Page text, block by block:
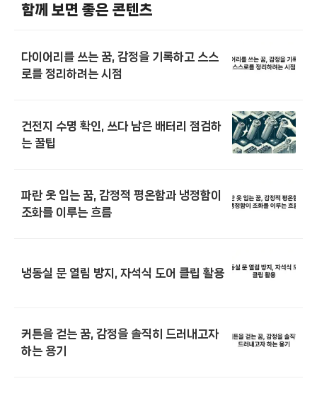
함께 보면 좋은 콘텐츠
다이어리를 쓰는 꿈, 감정을 기록하고 스스
로를 정리하려는 시점
건전지 수명 확인, 쓰다 남은 배터리 점검하
는 꿀팁
파란 옷 입는 꿈, 감정적 평온함과 냉정함이
조화를 이루는 흐름
냉동실 문 열림 방지, 자석식 도어 클립 활용
커튼을 걷는 꿈, 감정을 솔직히 드러내고자
하는 용기